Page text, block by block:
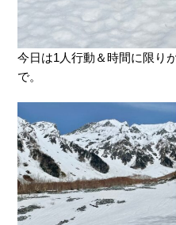
今日は1人行動＆時間に限り
で。